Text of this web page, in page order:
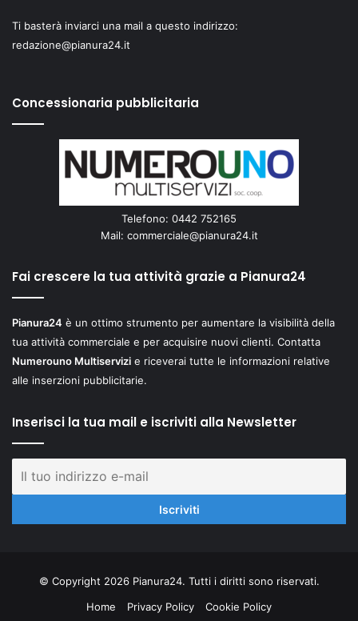
Ti basterà inviarci una mail a questo indirizzo:
redazione@pianura24.it
Concessionaria pubblicitaria
Telefono: 0442 752165
Mail: commerciale@pianura24.it
Fai crescere la tua attività grazie a Pianura24
Pianura24 è un ottimo strumento per aumentare la visibilità della
tua attività commerciale e per acquisire nuovi clienti. Contatta
Numerouno Multiservizi e riceverai tutte le informazioni relative
alle inserzioni pubblicitarie.
Inserisci la tua mail e iscriviti alla Newsletter
© Copyright 2026 Pianura24. Tutti i diritti sono riservati.
Home
Privacy Policy Cookie Policy